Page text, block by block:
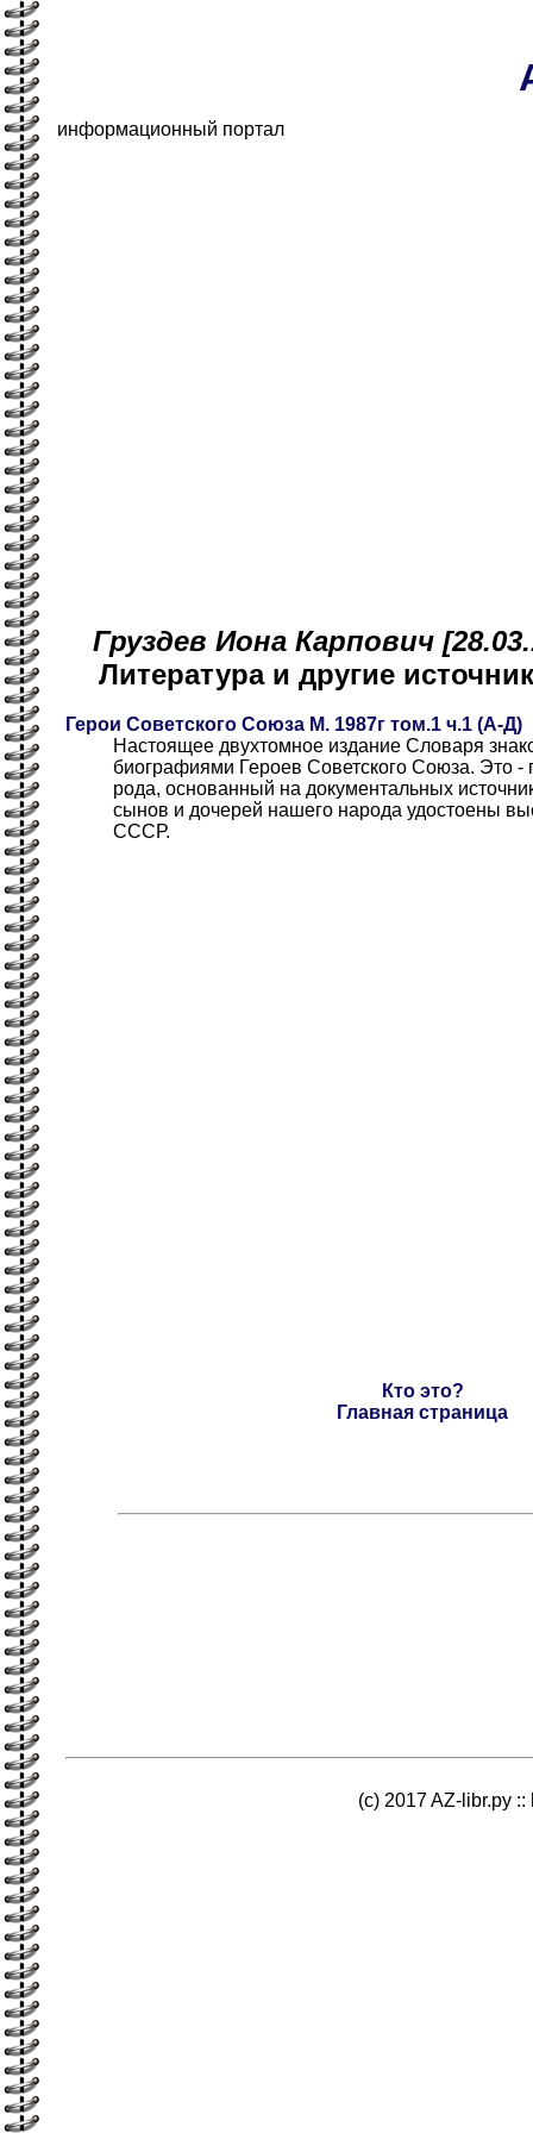
информационный портал
Груздев Иона Карпович
Литература и другие
Герои Советского Союза М. 1987г том.1 ч.1 (А-Д)
Настоящее двухтомное издание Словаря
биографиями Героев Советского Союза. Это -
рода, основанный на документальных
сынов и дочерей нашего народа удостоены
СССР.
Кто это?
Главная страница
(c) 2017 AZ-libr.ру ::